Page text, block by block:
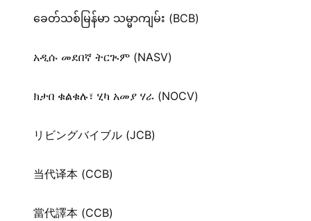
ခေတ်သစ်​မြန်မာ သမ္မာကျမ်း (BCB)
አዲሱ መደበኛ ትርጒም (NASV)
ክታበ ቁልቁሉ፣ ሂካ አመያ ሃራ (NOCV)
リビングバイブル (JCB)
当代译本 (CCB)
當代譯本 (CCB)